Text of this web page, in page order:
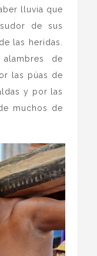
lluvia que
de sus
las heridas.
de
las púas de
y por las
muchos de